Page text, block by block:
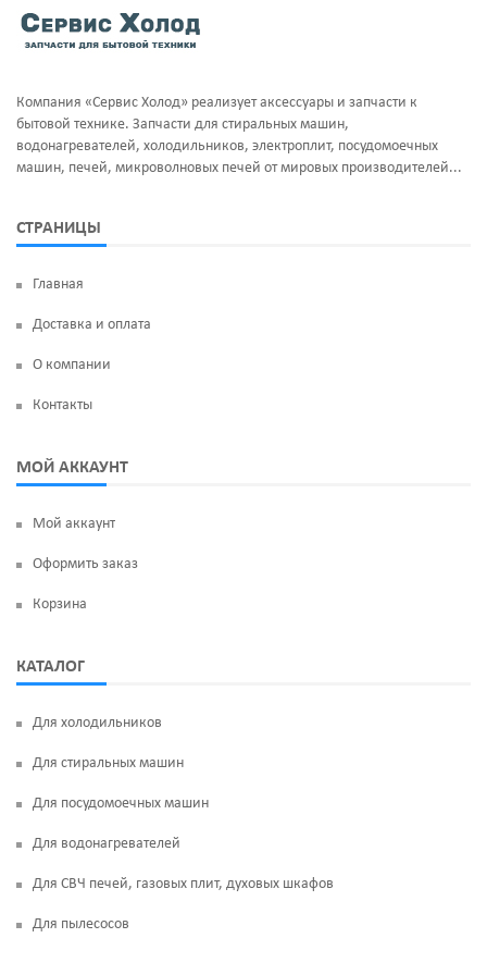
Тэны и нагреватели
Фильтра клапан шредора
Ручка люка
Суппорт и фланцы барабана
Термодатчики
УБЛ
Манжеты люка
Компания «Сервис Холод» реализует аксессуары и запчасти к
бытовой технике. Запчасти для стиральных машин,
водонагревателей, холодильников, электроплит, посудомоечных
машин, печей, микроволновых печей от мировых производителей...
СТРАНИЦЫ
Главная
Доставка и оплата
О компании
Контакты
МОЙ АККАУНТ
Мой аккаунт
Оформить заказ
Корзина
КАТАЛОГ
Для холодильников
Для стиральных машин
Для посудомоечных машин
Для водонагревателей
Для СВЧ печей, газовых плит, духовых шкафов
Для пылесосов